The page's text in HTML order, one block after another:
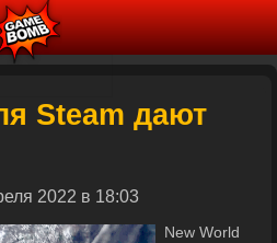
Steam дают
2022 в 18:03
New World